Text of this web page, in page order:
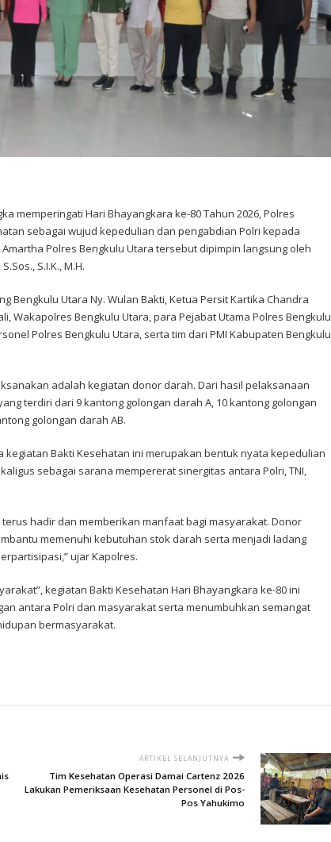
memperingati Hari Bhayangkara ke-80 Tahun 2026, Polres
sebagai wujud kepedulian dan pengabdian Polri kepada
Polres Bengkulu Utara tersebut dipimpin langsung oleh
S.I.K., M.H.
Bengkulu Utara Ny. Wulan Bakti, Ketua Persit Kartika Chandra
Wakapolres Bengkulu Utara, para Pejabat Utama Polres Bengkulu
Polres Bengkulu Utara, serta tim dari PMI Kabupaten Bengkulu
adalah kegiatan donor darah. Dari hasil pelaksanaan
terdiri dari 9 kantong golongan darah A, 10 kantong golongan
golongan darah AB.
Bakti Kesehatan ini merupakan bentuk nyata kepedulian
sebagai sarana mempererat sinergitas antara Polri, TNI,
hadir dan memberikan manfaat bagi masyarakat. Donor
memenuhi kebutuhan stok darah serta menjadi ladang
ujar Kapolres.
kegiatan Bakti Kesehatan Hari Bhayangkara ke-80 ini
antara Polri dan masyarakat serta menumbuhkan semangat
bermasyarakat.
ARTIKEL SELANJUTNYA
Tim Kesehatan Operasi Damai Cartenz 2026
Lakukan Pemeriksaan Kesehatan Personel di Pos-
Pos Yahukimo